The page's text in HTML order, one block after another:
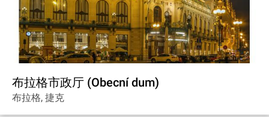
布拉格市政厅 (Obecní dum)
布拉格, 捷克